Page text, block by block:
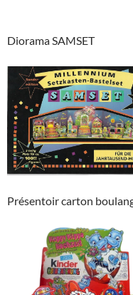
Diorama SAMSET
Présentoir carton